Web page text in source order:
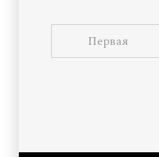
Первая